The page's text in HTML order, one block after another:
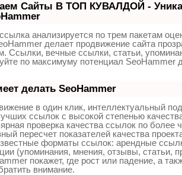
Сайты В ТОП КУВАЛДОЙ -
анализируется по трем пакетам
делает продвижение сайта
Ссылки, вечные ссылки, статьи,
по максимуму потенциал SeoHammer
делать SeoHammer
в один клик, интеллектуальный
ссылок с высокой степенью
проверка качества ссылок по более
пересчет показателей качества
форматы ссылок: арендные
(упоминания, мнения, отзывы, статьи,
покажет, где рост или падение, а
внимание.